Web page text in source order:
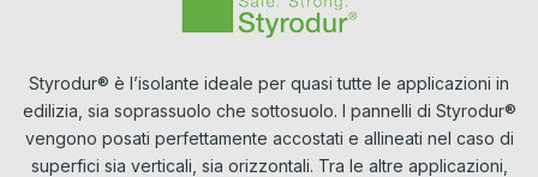
Styrodur® è l’isolante ideale per quasi tutte le applicazioni in
edilizia, sia soprassuolo che sottosuolo. I pannelli di Styrodur®
vengono posati perfettamente accostati e allineati nel caso di
superfici sia verticali, sia orizzontali. Tra le altre applicazioni,